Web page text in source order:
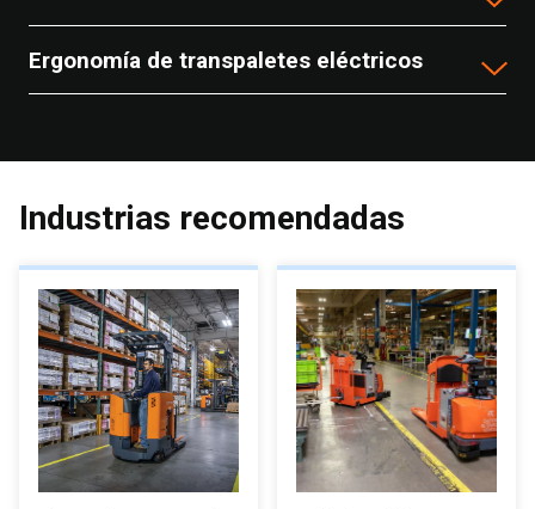
Ergonomía de transpaletes eléctricos
Industrias recomendadas